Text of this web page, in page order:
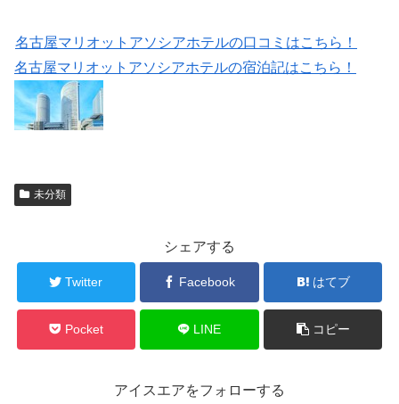
名古屋マリオットアソシアホテルの口コミはこちら！
名古屋マリオットアソシアホテルの宿泊記はこちら！
未分類
シェアする
Twitter Facebook はてブ
Pocket LINE コピー
アイスエアをフォローする